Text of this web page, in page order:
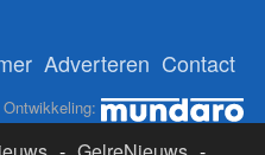
Adverteren Contact